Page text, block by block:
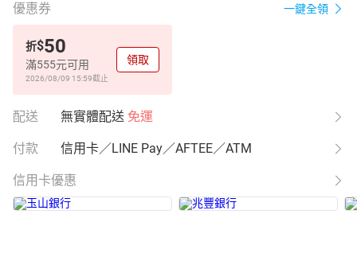
優惠券 一鍵全領
折$50
滿555元可用
2026/08/09 15:59截止
領取
配送 無實體配送 免運
付款 信用卡／LINE Pay／AFTEE／ATM
信用卡優惠